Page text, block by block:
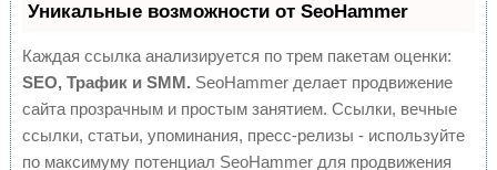
Уникальные возможности от SeoHammer
Каждая ссылка анализируется по трем пакетам оценки:
SEO, Трафик и SMM. SeoHammer делает продвижение
сайта прозрачным и простым занятием. Ссылки, вечные
ссылки, статьи, упоминания, пресс-релизы - используйте
по максимуму потенциал SeoHammer для продвижения